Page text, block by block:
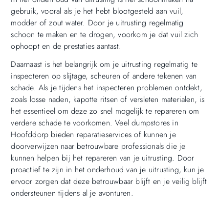
gebruik, vooral als je het hebt blootgesteld aan vuil,
modder of zout water. Door je uitrusting regelmatig
schoon te maken en te drogen, voorkom je dat vuil zich
ophoopt en de prestaties aantast.
Daarnaast is het belangrijk om je uitrusting regelmatig te
inspecteren op slijtage, scheuren of andere tekenen van
schade. Als je tijdens het inspecteren problemen ontdekt,
zoals losse naden, kapotte ritsen of versleten materialen, is
het essentieel om deze zo snel mogelijk te repareren om
verdere schade te voorkomen. Veel dumpstores in
Hoofddorp bieden reparatieservices of kunnen je
doorverwijzen naar betrouwbare professionals die je
kunnen helpen bij het repareren van je uitrusting. Door
proactief te zijn in het onderhoud van je uitrusting, kun je
ervoor zorgen dat deze betrouwbaar blijft en je veilig blijft
ondersteunen tijdens al je avonturen.